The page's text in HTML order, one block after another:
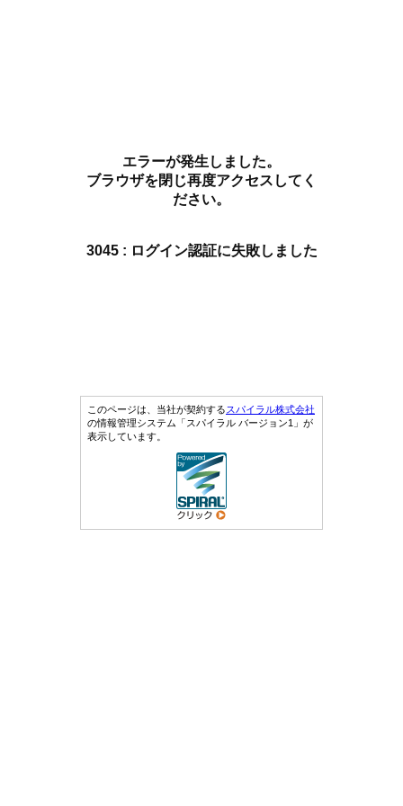
エラーが発生しました。
ブラウザを閉じ再度アクセスしてく
ださい。
3045 : ログイン認証に失敗しました
このページは、当社が契約するスパイラル株式会社
の情報管理システム「スパイラル バージョン1」が
表示しています。